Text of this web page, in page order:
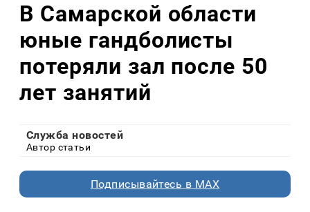
В Самарской области
юные гандболисты
потеряли зал после 50
лет занятий
Служба новостей
Автор статьи
Подписывайтесь в MAX